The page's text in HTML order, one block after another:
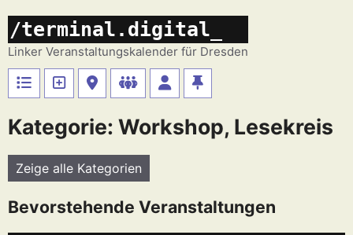
Inhalt
springen
/terminal.digital_
Linker Veranstaltungskalender für Dresden
Kategorie: Workshop, Lesekreis
Zeige alle Kategorien
Bevorstehende Veranstaltungen